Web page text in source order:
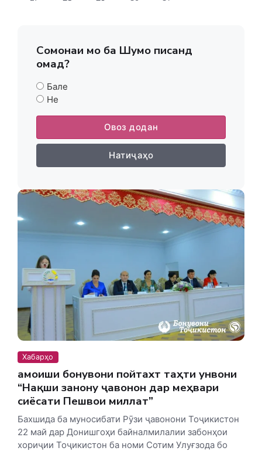
Сомонаи мо ба Шумо писанд
омад?
Бале
Не
Овоз додан
Натиҷаҳо
Хабарҳо
Ҳамоиши бонувони пойтахт таҳти унвони
“Нақши занону ҷавонон дар меҳвари
сиёсати Пешвои миллат”
Бахшида ба муносибати Рӯзи ҷавонони Тоҷикистон
22 май дар Донишгоҳи байналмилалии забонҳои
хориҷии Тоҷикистон ба номи Сотим Улуғзода бо